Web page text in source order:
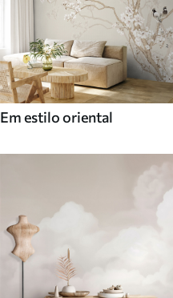
Em estilo oriental